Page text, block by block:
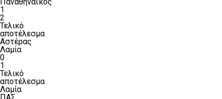
1
2
Τελικό
αποτέλεσμα
Αστέρας
Λαμία
0
1
Τελικό
αποτέλεσμα
Λαμία